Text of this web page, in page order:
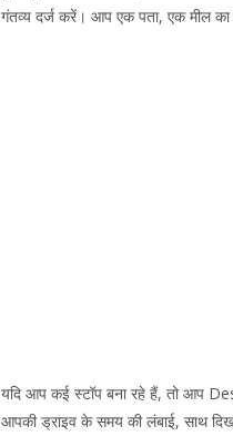
गंतव्य दर्ज करें। आप एक पता, एक मील
यदि आप कई स्टॉप बना रहे हैं, तो आप
आपकी ड्राइव के समय की लंबाई, साथ